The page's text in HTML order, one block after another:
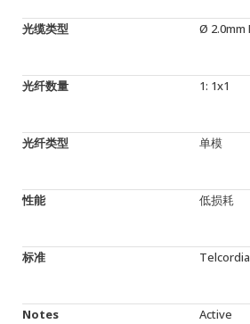
光缆类型 Ø 2.0mm
光纤数量 1: 1x1
光纤类型 单模
性能 低损耗
标准 Telcordia
Notes Active